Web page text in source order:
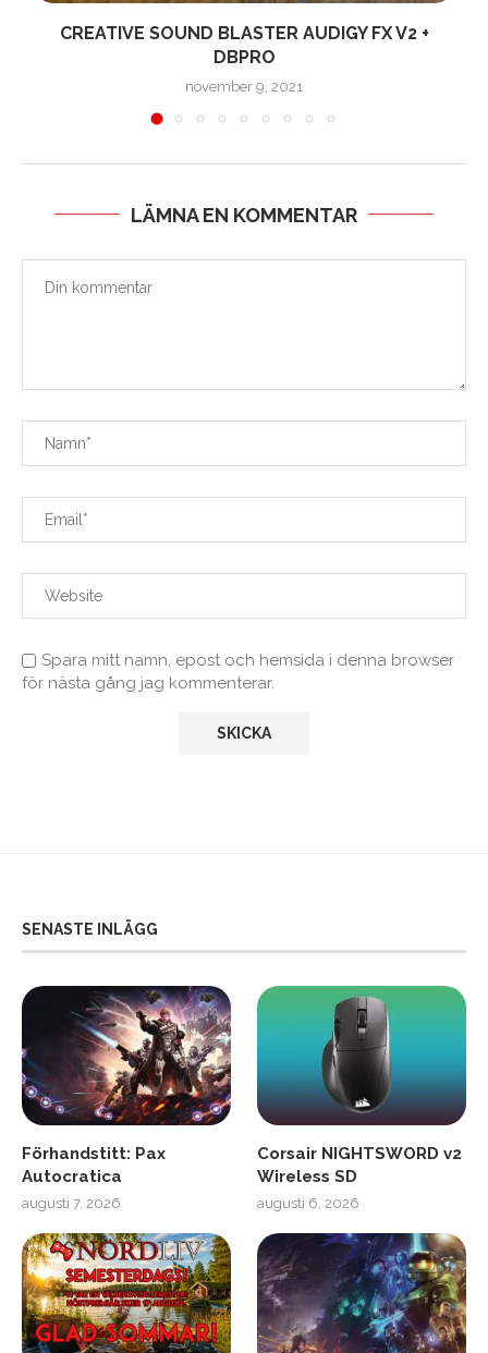
CREATIVE SOUND BLASTER AUDIGY FX V2 +
DBPRO
november 9, 2021
LÄMNA EN KOMMENTAR
Spara mitt namn, epost och hemsida i denna browser
för nästa gång jag kommenterar.
SENASTE INLÄGG
Förhandstitt: Pax
Autocratica
augusti 7, 2026
Corsair NIGHTSWORD v2
Wireless SD
augusti 6, 2026